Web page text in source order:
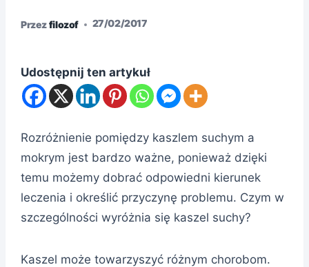
Przezfilozof 27/02/2017
Udostępnij ten artykuł
Rozróżnienie pomiędzy kaszlem suchym a
mokrym jest bardzo ważne, ponieważ dzięki
temu możemy dobrać odpowiedni kierunek
leczenia i określić przyczynę problemu. Czym w
szczególności wyróżnia się kaszel suchy?
Kaszel może towarzyszyć różnym chorobom.